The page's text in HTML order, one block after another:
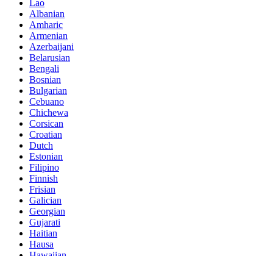
Lao
Albanian
Amharic
Armenian
Azerbaijani
Belarusian
Bengali
Bosnian
Bulgarian
Cebuano
Chichewa
Corsican
Croatian
Dutch
Estonian
Filipino
Finnish
Frisian
Galician
Georgian
Gujarati
Haitian
Hausa